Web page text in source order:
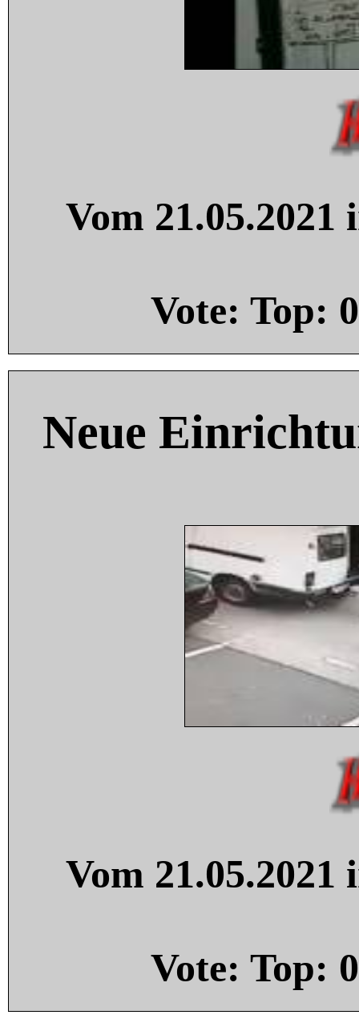
Vom
Vote: Top: 0
Neue
Vom
Vote: Top: 0